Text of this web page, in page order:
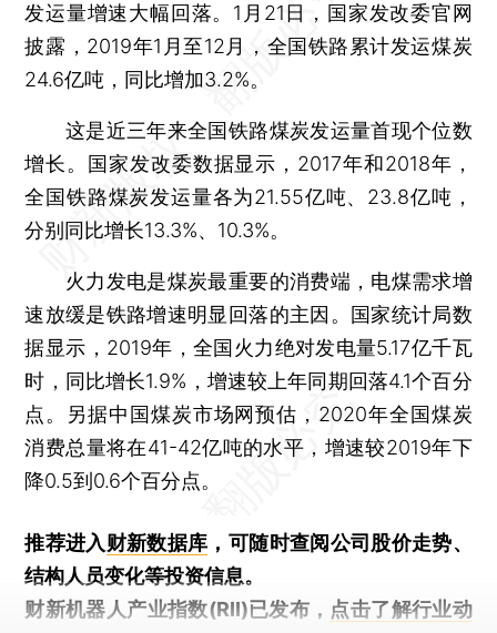
发运量增速大幅回落。1月21日，国家发改委官网
披露，2019年1月至12月，全国铁路累计发运煤炭
24.6亿吨，同比增加3.2%。
这是近三年来全国铁路煤炭发运量首现个位数
增长。国家发改委数据显示，2017年和2018年，
全国铁路煤炭发运量各为21.55亿吨、23.8亿吨，
分别同比增长13.3%、10.3%。
火力发电是煤炭最重要的消费端，电煤需求增
速放缓是铁路增速明显回落的主因。国家统计局数
据显示，2019年，全国火力绝对发电量5.17亿千瓦
时，同比增长1.9%，增速较上年同期回落4.1个百分
点。另据中国煤炭市场网预估，2020年全国煤炭
消费总量将在41-42亿吨的水平，增速较2019年下
降0.5到0.6个百分点。
推荐进入财新数据库 ，可随时查阅公司股价走势、
结构人员变化等投资信息。
财新机器人产业指数(RII)已发布， 点击了解行业动